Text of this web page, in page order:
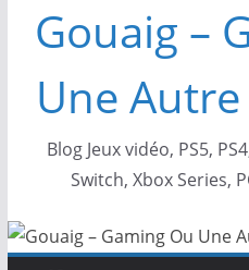
Gouaig –
Une
Blog Jeux vidéo, PS5,
Switch, Xbox Series,